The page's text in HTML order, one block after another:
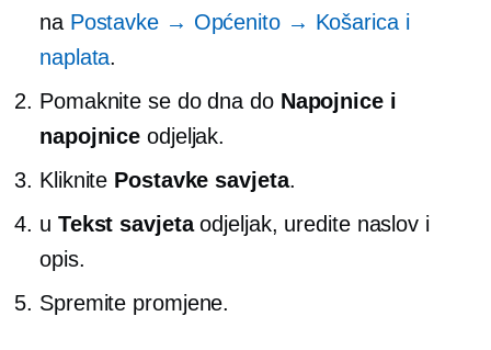
na Postavke → Općenito → Košarica i
naplata.
Pomaknite se do dna do Napojnice i
napojnice odjeljak.
Kliknite Postavke savjeta.
u Tekst savjetaodjeljak, uredite naslov i
opis.
Spremite promjene.